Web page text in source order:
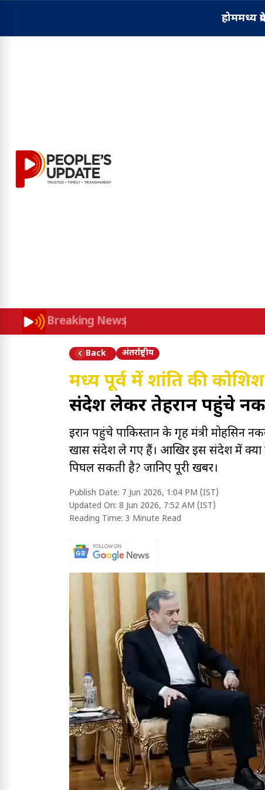
होममध्य
Breaking News
Back अंतर्राष्ट्रीय
मध्य पूर्व में शांति की
संदेश लेकर तेहरान पहुंचे
ईरान पहुंचे पाकिस्तान के गृह मंत्री
खास संदेश ले गए हैं। आखिर इस संदेश में क्या
पिघल सकती है? जानिए पूरी खबर।
Publish Date: 7 Jun 2026, 1:04 PM (IST)
Updated On: 8 Jun 2026, 7:52 AM (IST)
Reading Time: 3 Minute Read